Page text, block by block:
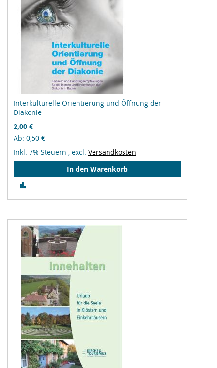
Interkulturelle Orientierung und Öffnung der
Diakonie
2,00 €
Ab 0,50 €
Inkl. 7% Steuern , excl. Versandkosten
In den Warenkorb
hinzufügen